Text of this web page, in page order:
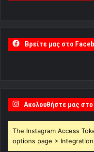
Βρείτε μας στο
Ακολουθήστε μας
The Instagram Access
options page >